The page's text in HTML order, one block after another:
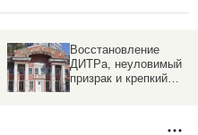
Восстановление
ДИТРа, неуловимый
призрак и крепкий